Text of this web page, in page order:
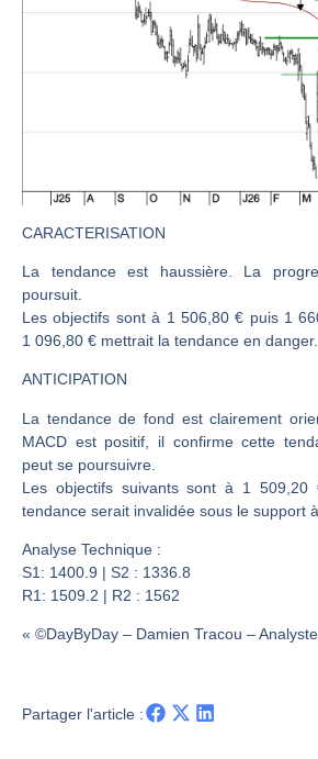
CARACTERISATION
La tendance est haussière. La
poursuit.
Les objectifs sont à 1 506,80 € puis 1
1 096,80 € mettrait la tendance en danger.
ANTICIPATION
La tendance de fond est clairement
MACD est positif, il confirme cette
peut se poursuivre.
Les objectifs suivants sont à 1
tendance serait invalidée sous le support
Analyse Technique :
S1: 1400.9 | S2 : 1336.8
R1: 1509.2 | R2 : 1562
« ©DayByDay – Damien Tracou –
Partager l'article :